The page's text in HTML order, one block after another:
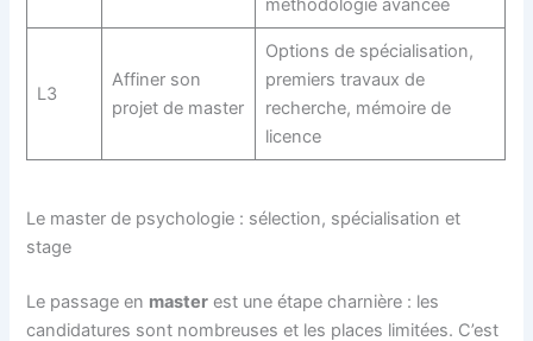
méthodologie avancée
L3
Affiner son
projet de master
Options de spécialisation,
premiers travaux de
recherche, mémoire de
licence
Le master de psychologie : sélection, spécialisation et
stage
Le passage en master est une étape charnière : les
candidatures sont nombreuses et les places limitées. C’est